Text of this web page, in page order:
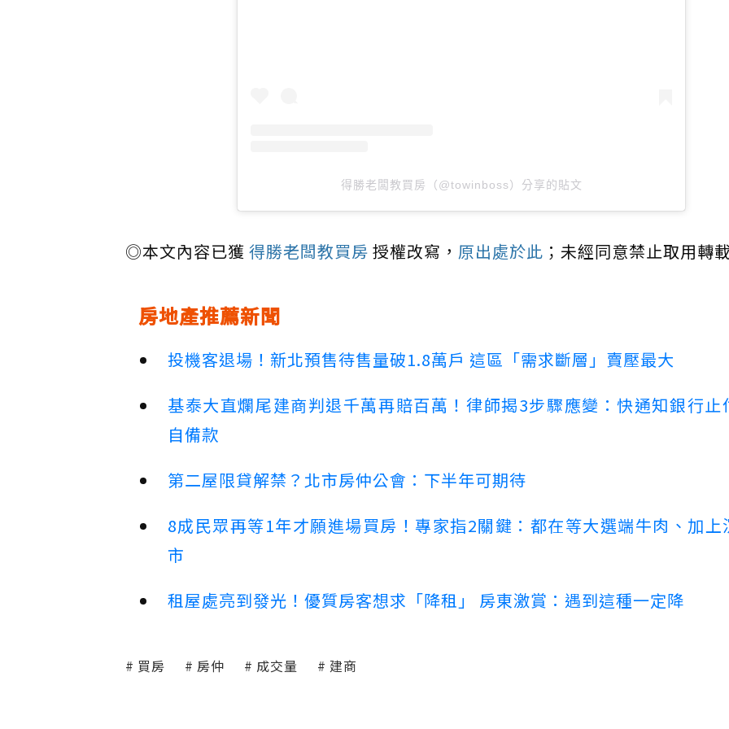
得勝老闆教買房（@towinboss）分享的貼文
◎本文內容已獲 得勝老闆教買房 授權改寫， 原出處於此 ；未經同意禁止取用轉
房地產推薦新聞
投機客退場！新北預售待售量破1.8萬戶 這區「需求斷層」賣壓最大
基泰大直爛尾建商判退千萬再賠百萬！律師揭3步驟應變：快通知銀行止
自備款
第二屋限貸解禁？北市房仲公會：下半年可期待
8成民眾再等1年才願進場買房！專家指2關鍵：都在等大選端牛肉、加上
市
租屋處亮到發光！優質房客想求「降租」 房東激賞：遇到這種一定降
買房 房仲 成交量 建商